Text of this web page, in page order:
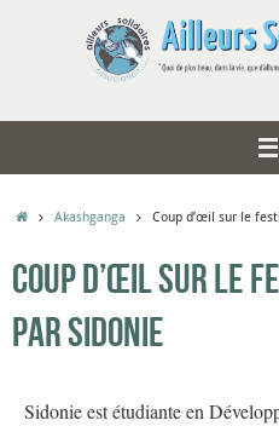
Akashganga Coup d’œil sur le
Coup d’œil sur le
par Sidonie
Sidonie est étudiante en